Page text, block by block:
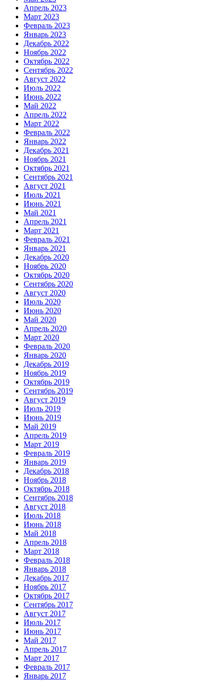
Апрель 2023
Март 2023
Февраль 2023
Январь 2023
Декабрь 2022
Ноябрь 2022
Октябрь 2022
Сентябрь 2022
Август 2022
Июль 2022
Июнь 2022
Май 2022
Апрель 2022
Март 2022
Февраль 2022
Январь 2022
Декабрь 2021
Ноябрь 2021
Октябрь 2021
Сентябрь 2021
Август 2021
Июль 2021
Июнь 2021
Май 2021
Апрель 2021
Март 2021
Февраль 2021
Январь 2021
Декабрь 2020
Ноябрь 2020
Октябрь 2020
Сентябрь 2020
Август 2020
Июль 2020
Июнь 2020
Май 2020
Апрель 2020
Март 2020
Февраль 2020
Январь 2020
Декабрь 2019
Ноябрь 2019
Октябрь 2019
Сентябрь 2019
Август 2019
Июль 2019
Июнь 2019
Май 2019
Апрель 2019
Март 2019
Февраль 2019
Январь 2019
Декабрь 2018
Ноябрь 2018
Октябрь 2018
Сентябрь 2018
Август 2018
Июль 2018
Июнь 2018
Май 2018
Апрель 2018
Март 2018
Февраль 2018
Январь 2018
Декабрь 2017
Ноябрь 2017
Октябрь 2017
Сентябрь 2017
Август 2017
Июль 2017
Июнь 2017
Май 2017
Апрель 2017
Март 2017
Февраль 2017
Январь 2017